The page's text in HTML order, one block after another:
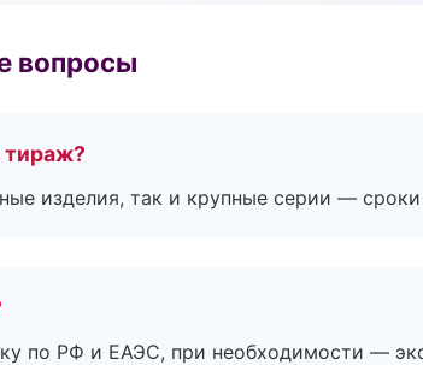
вопросы
изделия, так и крупные серии —
по РФ и ЕАЭС, при необходимости —